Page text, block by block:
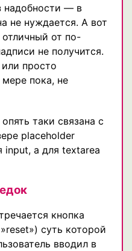
надобности — в
не нуждается. А вот
от по-
не получится.
просто
пока, не
таки связана с
placeholder
input, а для textarea
кнопка
суть которой
вводил в